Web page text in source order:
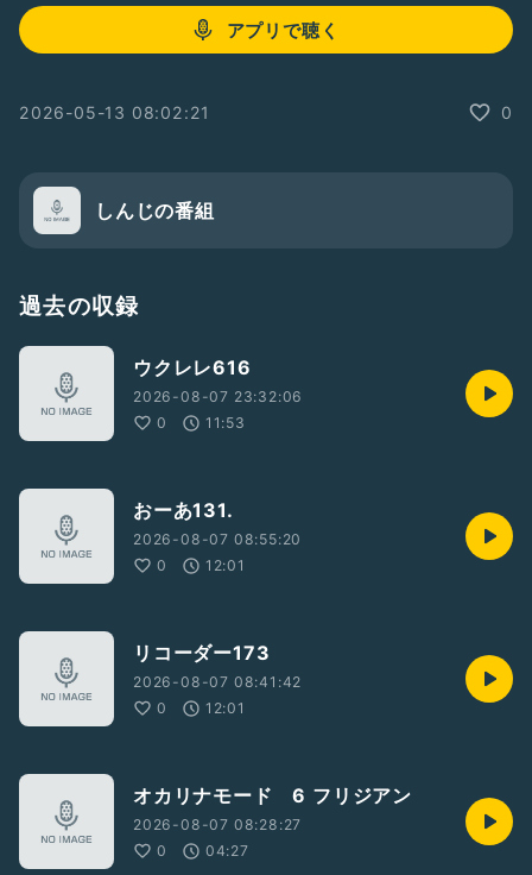
アプリで聴く
2026-05-13 08:02:21 0
しんじの番組
過去の収録
ウクレレ616
2026-08-07 23:32:06
0
11:53
おーあ131.
2026-08-07 08:55:20
0
12:01
リコーダー173
2026-08-07 08:41:42
0
12:01
オカリナモード 6 フリジアン
2026-08-07 08:28:27
0
04:27